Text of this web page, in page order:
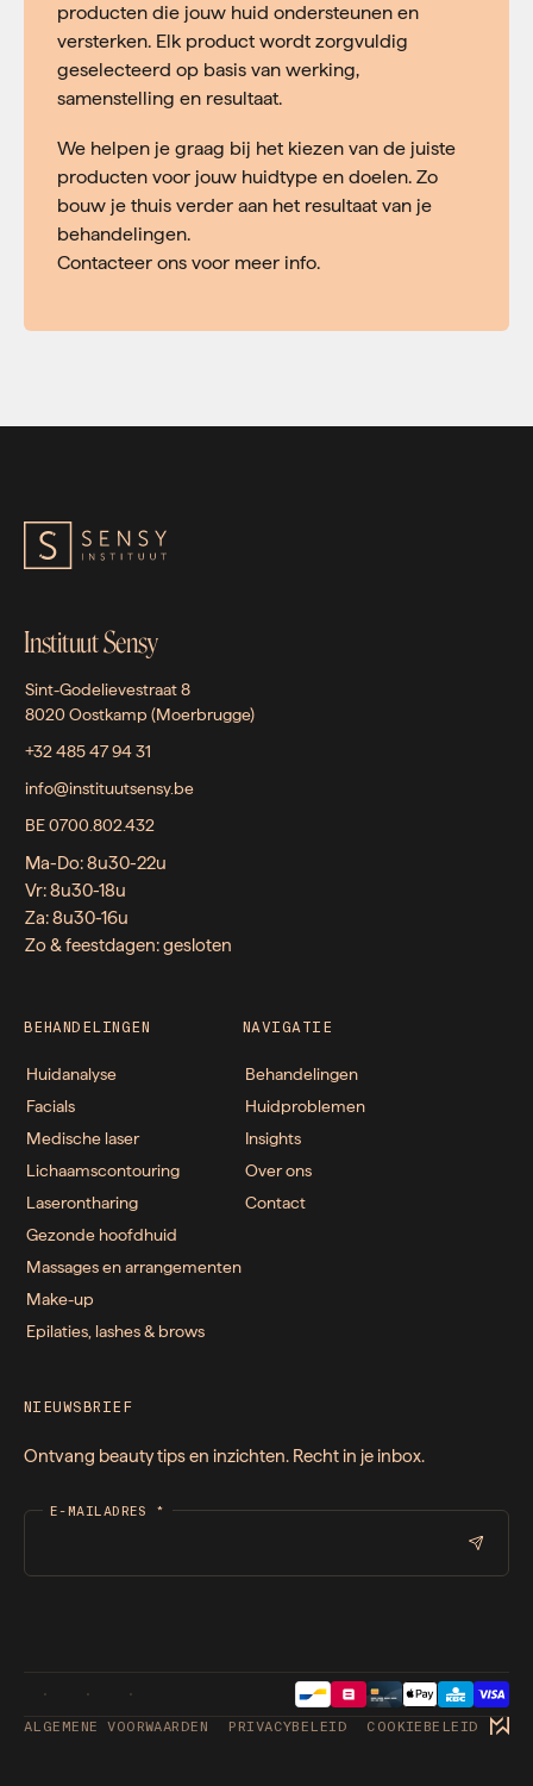
producten die jouw huid ondersteunen en
versterken. Elk product wordt zorgvuldig
geselecteerd op basis van werking,
samenstelling en resultaat.
We helpen je graag bij het kiezen van de juiste
producten voor jouw huidtype en doelen. Zo
bouw je thuis verder aan het resultaat van je
behandelingen.
Contacteer ons voor meer info.
Instituut Sensy
Sint-Godelievestraat 8
8020 Oostkamp (Moerbrugge)
+32 485 47 94 31
info@instituutsensy.be
BE 0700.802.432
Ma-Do: 8u30-22u
Vr: 8u30-18u
Za: 8u30-16u
Zo & feestdagen: gesloten
BEHANDELINGEN
Huidanalyse
Facials
Medische laser
Lichaamscontouring
Laserontharing
Gezonde hoofdhuid
Massages en arrangementen
Make-up
Epilaties, lashes & brows
NAVIGATIE
Behandelingen
Huidproblemen
Insights
Over ons
Contact
NIEUWSBRIEF
Ontvang beauty tips en inzichten. Recht in je inbox.
E-MAILADRES *
ALGEMENE VOORWAARDEN PRIVACYBELEID COOKIEBELEID